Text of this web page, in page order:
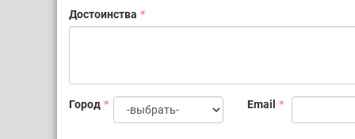
with 90
services
Достоинства
Город Email